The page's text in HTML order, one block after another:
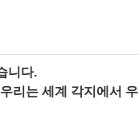
니다.
리는 세계 각지에서